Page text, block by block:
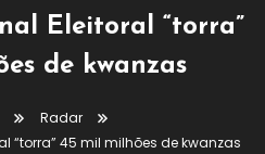
Eleitoral “torra”
de kwanzas
Radar
“torra” 45 mil milhões de kwanzas